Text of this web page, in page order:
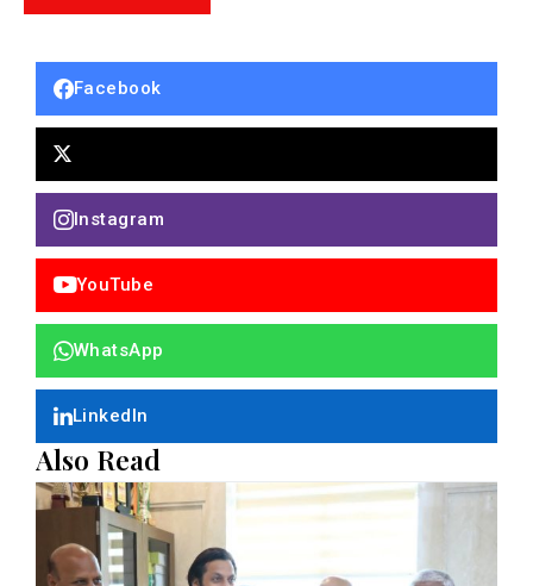
Facebook
Instagram
YouTube
WhatsApp
LinkedIn
Also Read